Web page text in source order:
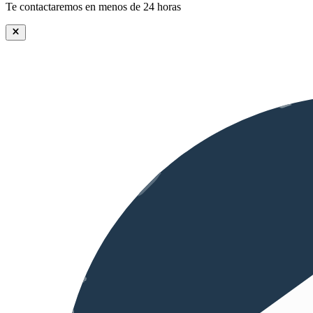
Te contactaremos en menos de 24 horas